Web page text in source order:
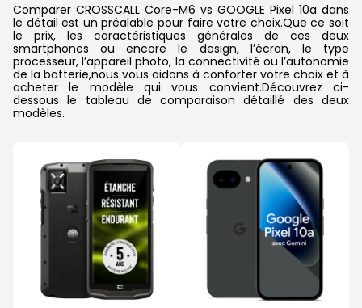
Comparer CROSSCALL Core-M6 vs GOOGLE Pixel 10a dans
le détail est un préalable pour faire votre choix.Que ce soit
le prix, les caractéristiques générales de ces deux
smartphones ou encore le design, l’écran, le type
processeur, l’appareil photo, la connectivité ou l’autonomie
de la batterie,nous vous aidons à conforter votre choix et à
acheter le modèle qui vous convient.Découvrez ci-
dessous le tableau de comparaison détaillé des deux
modèles.